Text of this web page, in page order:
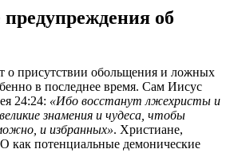
об
о присутствии обольщения и ложных
в последнее время. Сам Иисус
24:24: «Ибо восстанут лжехристы и
знамения и чудеса, чтобы
и избранных». Христиане,
как потенциальные демонические